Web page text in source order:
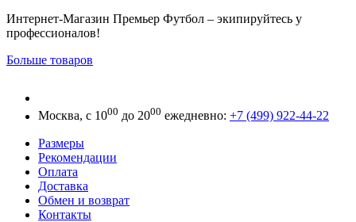
Интернет-Магазин Премьер Футбол – экипируйтесь у
профессионалов!
Больше товаров
Москва, с 1000 до 2000 ежедневно: +7 (499) 922-44-22
Размеры
Рекомендации
Оплата
Доставка
Обмен и возврат
Контакты